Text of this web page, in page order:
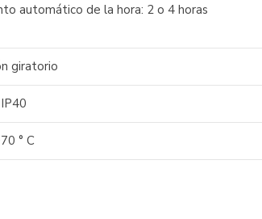
automático de la hora: 2 o 4 horas
giratorio
° C